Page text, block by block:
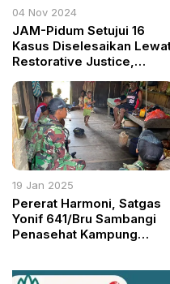
04 Nov 2024
JAM-Pidum Setujui 16
Kasus Diselesaikan
Restorative Justice,
Penadahan di Subang
19 Jan 2025
Pererat Harmoni, Satgas
Yonif 641/Bru Sambangi
Penasehat Kampung